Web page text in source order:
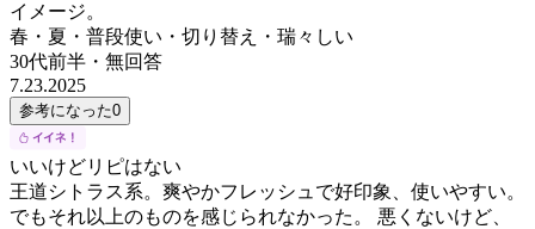
イメージ。
春・夏・普段使い・切り替え・瑞々しい
30代前半 ・ 無回答
7.23.2025
参考になった0
いいけどリピはない
王道シトラス系。爽やかフレッシュで好印象、使いやすい。
でもそれ以上のものを感じられなかった。 悪くないけど、